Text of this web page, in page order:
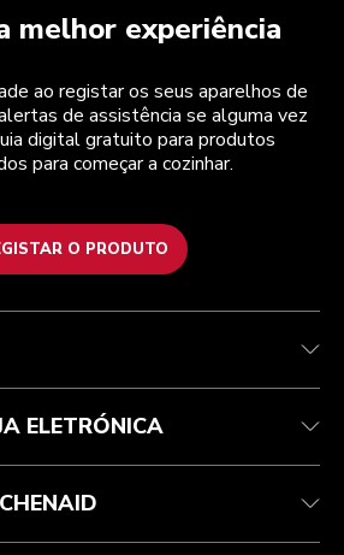
melhor experiência
ao registar os seus aparelhos de
de assistência se alguma vez
digital gratuito para produtos
para começar a cozinhar.
O PRODUTO
ELETRÓNICA